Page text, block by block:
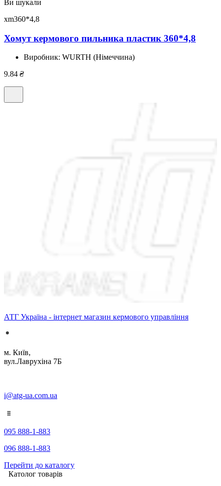
Ви шукали
xm360*4,8
Хомут кермового пильника пластик 360*4,8
Виробник: WURTH (Німеччина)
9.84 ₴
АТГ Україна - інтернет магазин кермового управління
м. Київ,
вул.Лаврухіна 7Б
i@atg-ua.com.ua
095 888-1-883
096 888-1-883
Перейти до каталогу
Католог товарів